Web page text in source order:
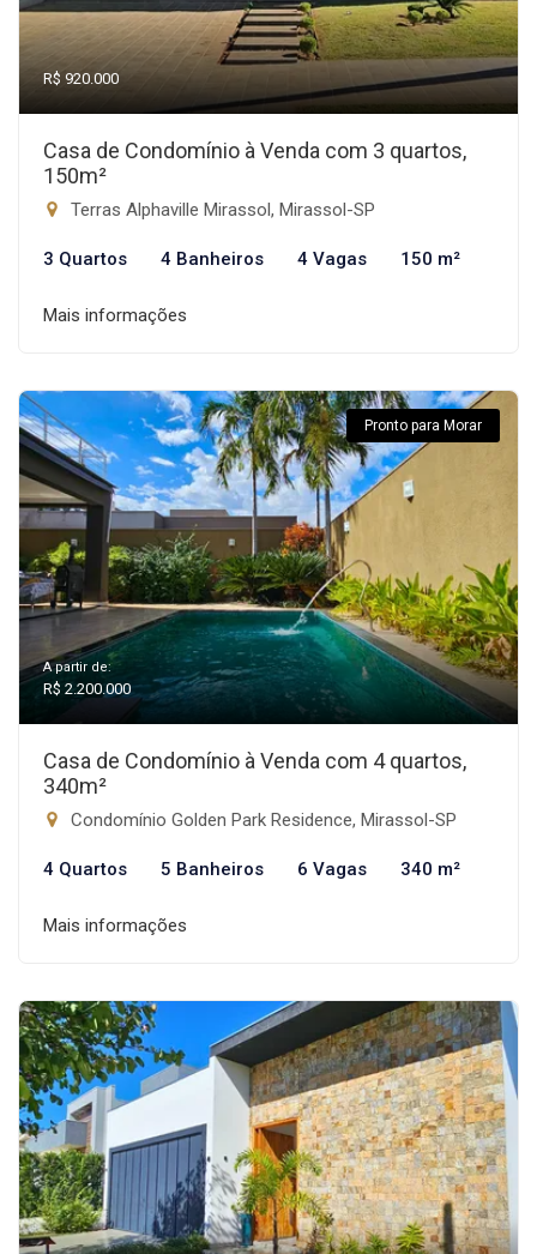
R$ 920.000
Casa de Condomínio à Venda com 3 quartos,
150m²
Terras Alphaville Mirassol, Mirassol-SP
3 Quartos 4 Banheiros 4 Vagas 150 m²
Mais informações
Pronto para Morar
A partir de:
R$ 2.200.000
Casa de Condomínio à Venda com 4 quartos,
340m²
Condomínio Golden Park Residence, Mirassol-SP
4 Quartos 5 Banheiros 6 Vagas 340 m²
Mais informações